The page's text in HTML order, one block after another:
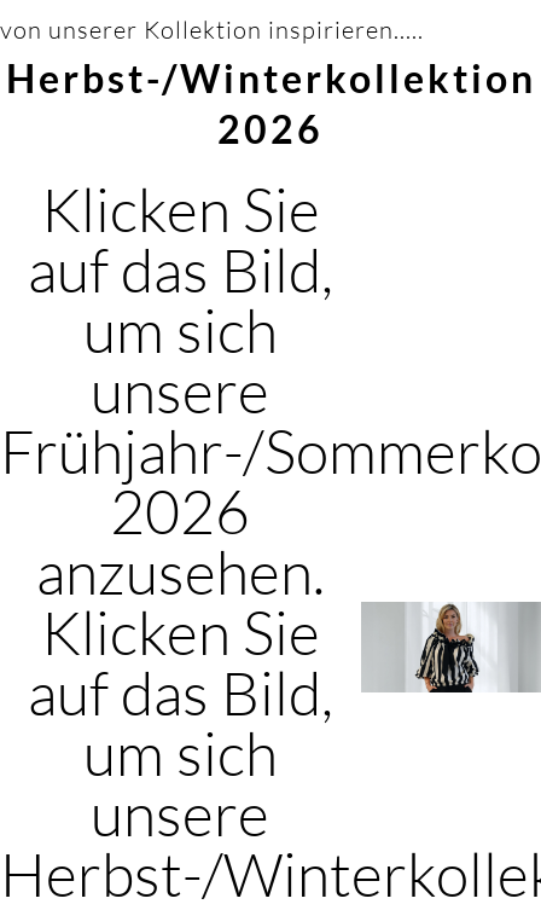
von unserer Kollektion inspirieren.....
Herbst-/Winterkollektion
2026
Klicken Sie
auf das Bild,
um sich
unsere
Frühjahr-/
2026
anzusehen.
Klicken Sie
auf das Bild,
um sich
unsere
Herbst-/